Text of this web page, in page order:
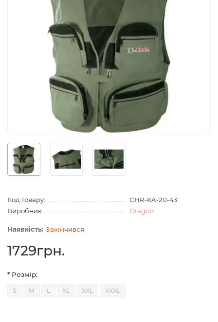
Код товару:
CHR-KA-20-43
Виробник:
Dragon
Закінчився
1729грн.
* Розмір:
S M L XL XXL XXXL